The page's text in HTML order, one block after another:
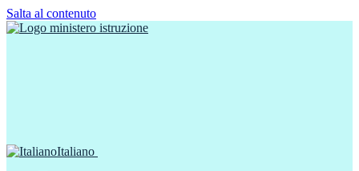
Salta al contenuto
Italiano